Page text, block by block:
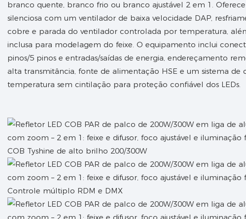
branco quente, branco frio ou branco ajustável 2 em 1.
silenciosa com um ventilador de baixa velocidade DAP,
cobre e parada do ventilador controlada por temperatura,
inclusa para modelagem do feixe. O equipamento inclui
pinos/5 pinos e entradas/saídas de energia, endereçamento
alta transmitância, fonte de alimentação HSE e um sistema de
temperatura sem cintilação para proteção confiável dos LEDs.
COB Tyshine de alto brilho 200/300W
Controle múltiplo RDM e DMX